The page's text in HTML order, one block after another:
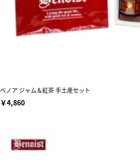
ベノア ジャム＆紅茶 手土産セット
￥4,860